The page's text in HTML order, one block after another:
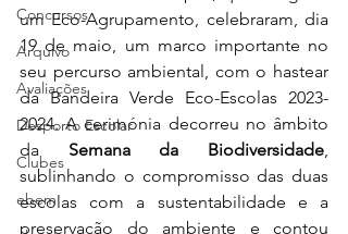
Concursos
Arquivo
Avaliações
Desporto Escolar
Clubes
ebem
um Eco-Agrupamento, celebraram, dia
19 de maio, um marco importante no
seu percurso ambiental, com o hastear
da Bandeira Verde Eco-Escolas 2023-
2024. A cerimónia decorreu no âmbito
da Semana da Biodiversidade,
sublinhando o compromisso das duas
escolas com a sustentabilidade e a
preservação do ambiente e contou